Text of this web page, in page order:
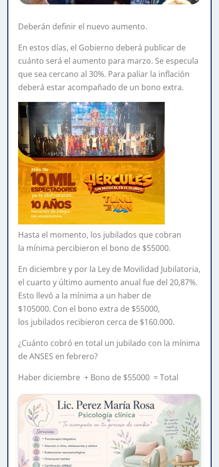
Deberán definir el nuevo aumento.
En estos días, el Gobierno deberá publicar de
cuánto será el aumento para marzo. Se especula
que sea cercano al 30%. Para paliar la inflación
deberá estar acompañado de un bono extra.
Hasta el momento, los jubilados que cobran
la mínima percibieron el bono de $55000.
En diciembre y por la Ley de Movilidad Jubilatoria,
el cuarto y último aumento anual fue del 20,87%.
Esto llevó a la mínima a un haber de
$105000. Con el bono extra de $55000,
los jubilados recibieron cerca de $160.000.
¿Cuánto cobró en total un jubilado con la mínima
de ANSES en febrero?
Haber diciembre + Bono de $55000 = Total